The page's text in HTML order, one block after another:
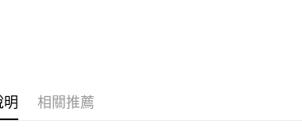
明 相關推薦